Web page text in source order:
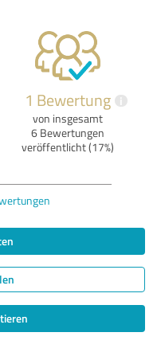
1 Bewertung i
von insgesamt
6 Bewertungen
veröffentlicht (17%)